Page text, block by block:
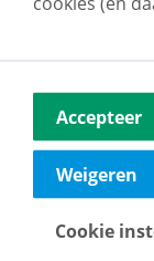
Vestdijk
5611 CZ
040-
Accepteer
Weigeren
Cookie